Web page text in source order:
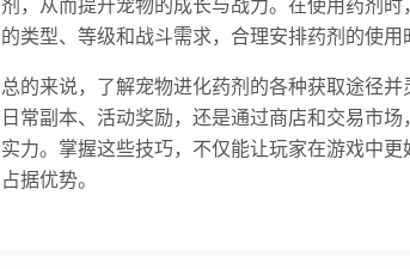
的类型、等级和战斗需求，合理安排药剂的使用
总的来说，了解宠物进化药剂的各种获取途径
日常副本、活动奖励，还是通过商店和交易市
实力。掌握这些技巧，不仅能让玩家在游戏中
占据优势。